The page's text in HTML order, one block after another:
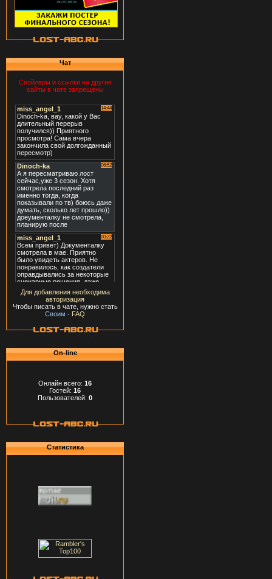
Чат
Спойлеры и ссылки на другие
сайты в чате запрещены
Для добавления необходима
авторизация
Чтобы писать в чате, нужно стать
Своим - FAQ
On-line
Онлайн всего: 16
Гостей: 16
Пользователей: 0
Статистика